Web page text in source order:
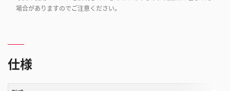
場合がありますのでご注意ください。
仕様